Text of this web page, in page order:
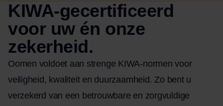
KIWA-gecertificeerd
voor uw én onze
zekerheid.
Oomen voldoet aan strenge KIWA-normen voor
veiligheid, kwaliteit en duurzaamheid. Zo bent u
verzekerd van een betrouwbare en zorgvuldige